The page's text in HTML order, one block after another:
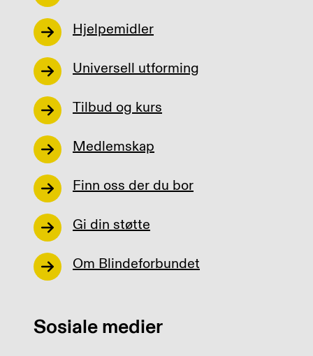
Hjelpemidler
Universell utforming
Tilbud og kurs
Medlemskap
Finn oss der du bor
Gi din støtte
Om Blindeforbundet
Sosiale medier